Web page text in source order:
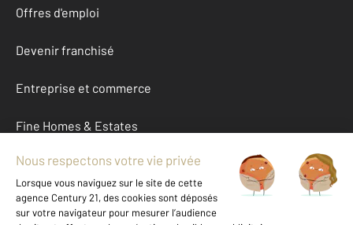
Offres d'emploi
Devenir franchisé
Entreprise et commerce
Fine Homes & Estates
À propos
International